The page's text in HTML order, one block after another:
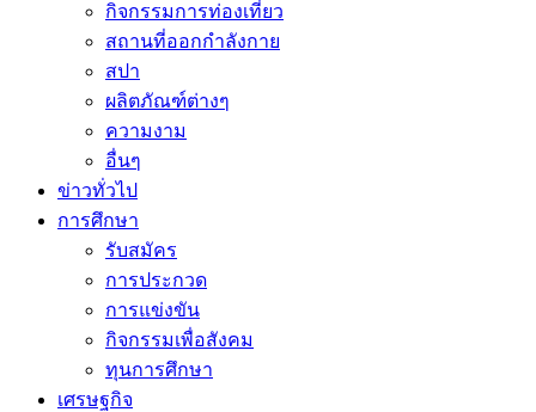
กิจกรรมการท่องเที่ยว
สถานที่ออกกำลังกาย
สปา
ผลิตภัณฑ์ต่างๆ
ความงาม
อื่นๆ
ข่าวทั่วไป
การศึกษา
รับสมัคร
การประกวด
การแข่งขัน
กิจกรรมเพื่อสังคม
ทุนการศึกษา
เศรษฐกิจ